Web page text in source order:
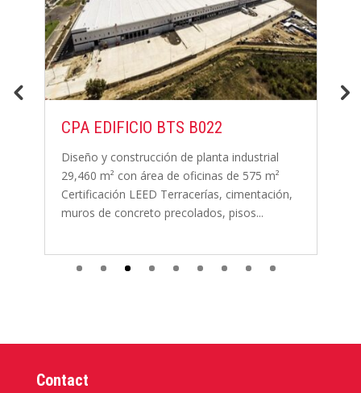
CPA EDIFICIO BTS B022
Diseño y construcción de planta industrial
29,460 m² con área de oficinas de 575 m²
Certificación LEED Terracerías, cimentación,
muros de concreto precolados, pisos...
Contact